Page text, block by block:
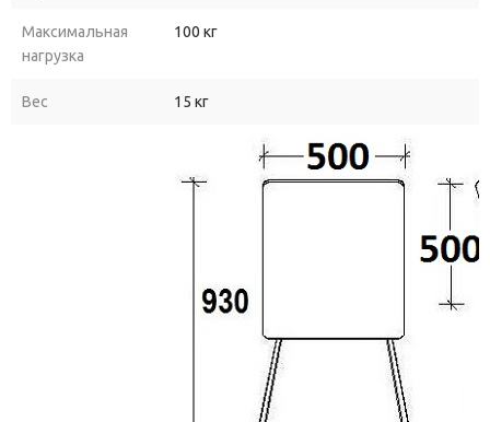
Максимальная
нагрузка
100 кг
Вес 15 кг